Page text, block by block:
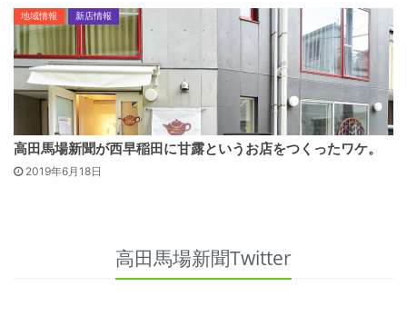
地域情報 新店情報
高田馬場新聞が西早稲田に甘露というお店をつくったワケ。
2019年6月18日
高田馬場新聞Twitter